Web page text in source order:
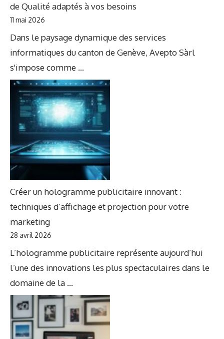
de Qualité adaptés à vos besoins
11 mai 2026
Dans le paysage dynamique des services
informatiques du canton de Genève, Avepto Sàrl
s'impose comme ...
Créer un hologramme publicitaire innovant :
techniques d’affichage et projection pour votre
marketing
28 avril 2026
L’hologramme publicitaire représente aujourd’hui
l’une des innovations les plus spectaculaires dans le
domaine de la ...